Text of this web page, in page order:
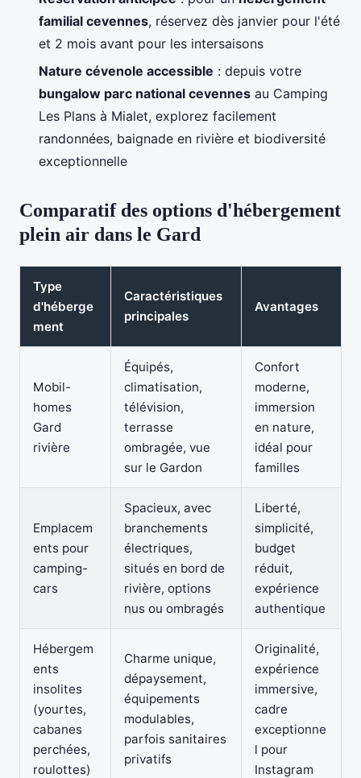
familial cevennes, réservez dès janvier pour l'été
et 2 mois avant pour les intersaisons
Nature cévenole accessible : depuis votre
bungalow parc national cevennes au Camping
Les Plans à Mialet, explorez facilement
randonnées, baignade en rivière et biodiversité
exceptionnelle
Comparatif des options d'hébergement
plein air dans le Gard
Type
d'héberge
ment
Caractéristiques
principales
Avantages
Mobil-
homes
Gard
rivière
Équipés,
climatisation,
télévision,
terrasse
ombragée, vue
sur le Gardon
Confort
moderne,
immersion
en nature,
idéal pour
familles
Emplacem
ents pour
camping-
cars
Spacieux, avec
branchements
électriques,
situés en bord de
rivière, options
nus ou ombragés
Liberté,
simplicité,
budget
réduit,
expérience
authentique
Hébergem
ents
insolites
(yourtes,
cabanes
perchées,
roulottes)
Charme unique,
dépaysement,
équipements
modulables,
parfois sanitaires
privatifs
Originalité,
expérience
immersive,
cadre
exceptionne
l pour
Instagram